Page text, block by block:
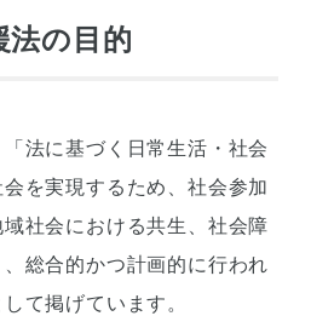
法の目的
法に基づく日常生活・社会
を実現するため、社会参加
社会における共生、社会障
総合的かつ計画的に行われ
て掲げています。